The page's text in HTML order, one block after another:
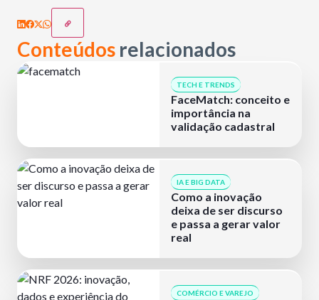
Conteúdos relacionados
TECH E TRENDS
FaceMatch: conceito e
importância na
validação cadastral
IA E BIG DATA
Como a inovação
deixa de ser discurso
e passa a gerar valor
real
COMÉRCIO E VAREJO